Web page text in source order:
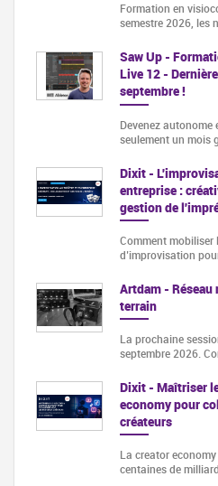
Formation en
semestre 2026, les
Saw Up -
Live 12 -
septembre !
Devenez autonome
seulement un mois
Dixit -
entreprise :
gestion de
Comment
d’improvisation
Artdam -
terrain
La prochaine
septembre 2026.
Dixit - Maîtriser
economy pour
créateurs
La creator
centaines de